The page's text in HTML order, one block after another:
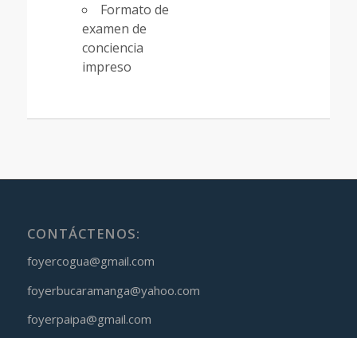
Formato de
examen de
conciencia
impreso
CONTÁCTENOS:
foyercogua@gmail.com
foyerbucaramanga@yahoo.com
foyerpaipa@gmail.com